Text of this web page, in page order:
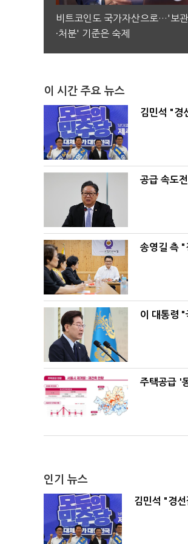
비트코인도 국가자산으로…'보관
·처분' 기준은 숙제
이 시간 주요 뉴스
김민석 "경
공급 속도
송영길 측
이 대통령
주택공급 '
인기 뉴스
김민석 "경